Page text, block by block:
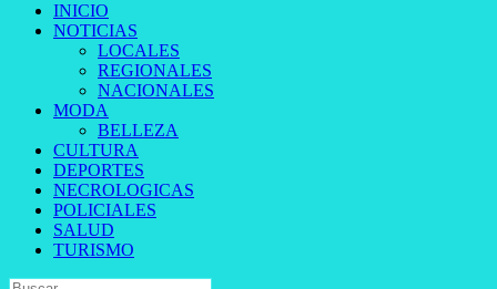
INICIO
NOTICIAS
LOCALES
REGIONALES
NACIONALES
MODA
BELLEZA
CULTURA
DEPORTES
NECROLOGICAS
POLICIALES
SALUD
TURISMO